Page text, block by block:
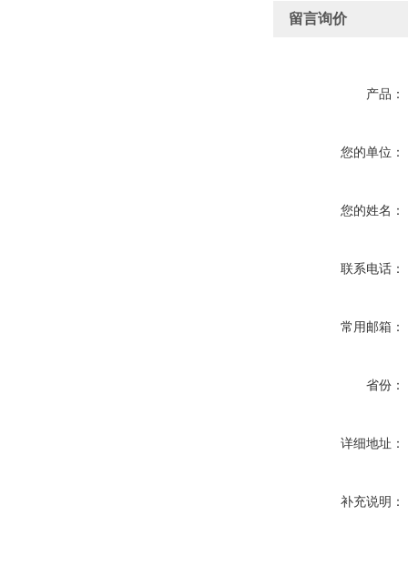
留言询价
产品：
您的单位：
您的姓名：
联系电话：
常用邮箱：
省份：
详细地址：
补充说明：